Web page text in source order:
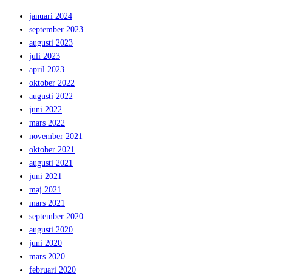
januari 2024
september 2023
augusti 2023
juli 2023
april 2023
oktober 2022
augusti 2022
juni 2022
mars 2022
november 2021
oktober 2021
augusti 2021
juni 2021
maj 2021
mars 2021
september 2020
augusti 2020
juni 2020
mars 2020
februari 2020